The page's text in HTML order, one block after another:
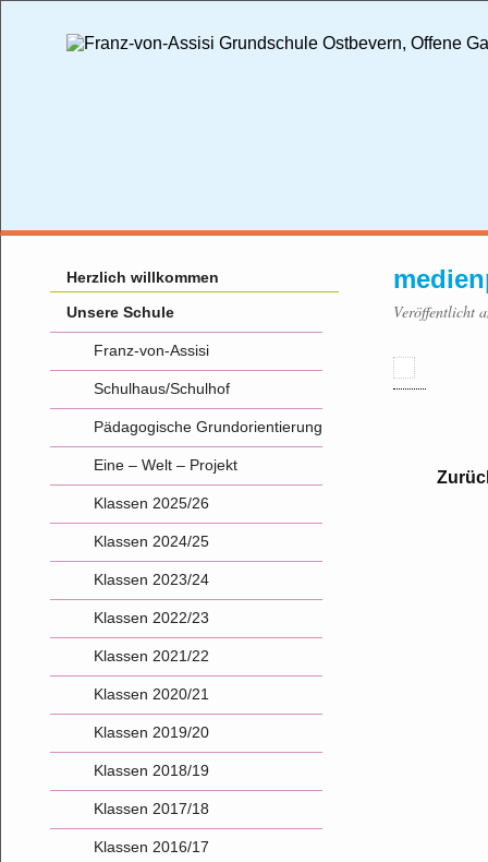
Veröffentlicht
Herzlich willkommen
Unsere Schule
Franz-von-Assisi
Schulhaus/Schulhof
Pädagogische Grundorientierung
Eine – Welt – Projekt
Klassen 2025/26
Klassen 2024/25
Klassen 2023/24
Klassen 2022/23
Klassen 2021/22
Klassen 2020/21
Klassen 2019/20
Klassen 2018/19
Klassen 2017/18
Klassen 2016/17